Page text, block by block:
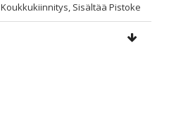
Koukkukiinnitys, Sisältää Pistoke